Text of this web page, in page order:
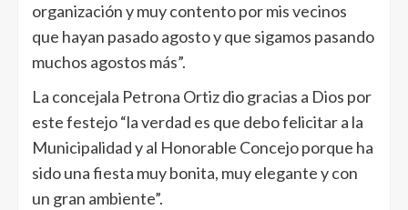
organización y muy contento por mis vecinos
que hayan pasado agosto y que sigamos pasando
muchos agostos más”.
La concejala Petrona Ortiz dio gracias a Dios por
este festejo “la verdad es que debo felicitar a la
Municipalidad y al Honorable Concejo porque ha
sido una fiesta muy bonita, muy elegante y con
un gran ambiente”.